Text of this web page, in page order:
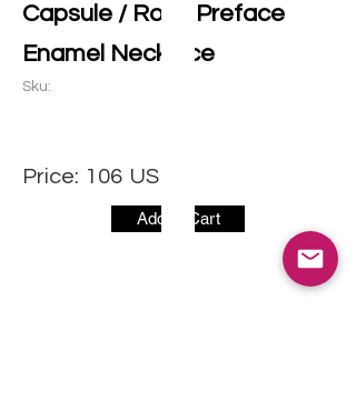
Capsule / Rose Preface
Enamel Necklace
Sku:
Price: 106 USD
Add to Cart